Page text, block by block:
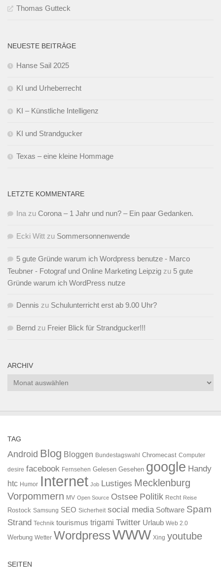
Thomas Gutteck
NEUESTE BEITRÄGE
Hanse Sail 2025
KI und Urheberrecht
KI – Künstliche Intelligenz
KI und Strandgucker
Texas – eine kleine Hommage
LETZTE KOMMENTARE
Ina zu Corona – 1 Jahr und nun? – Ein paar Gedanken.
Ecki Witt zu Sommersonnenwende
5 gute Gründe warum ich Wordpress benutze - Marco
Teubner - Fotograf und Online Marketing Leipzig zu 5 gute
Gründe warum ich WordPress nutze
Dennis zu Schulunterricht erst ab 9.00 Uhr?
Bernd zu Freier Blick für Strandgucker!!!
ARCHIV
Archiv
TAG
Android Blog Bloggen Bundestagswahl Chromecast Computer
desire facebook Fernsehen Gelesen Gesehen google Handy
htc Humor Internet Job Lustiges Mecklenburg
Vorpommern MV Open Source Ostsee Politik Recht Reise
Rostock Samsung SEO Sicherheit social media Software Spam
Strand Technik tourismus trigami Twitter Urlaub Web 2.0
Werbung Wetter WordpressWWW Xing youtube
SEITEN